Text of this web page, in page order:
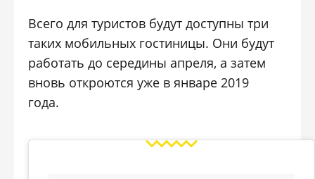
Всего для туристов будут доступны три
таких мобильных гостиницы. Они будут
работать до середины апреля, а затем
вновь откроются уже в январе 2019
года.